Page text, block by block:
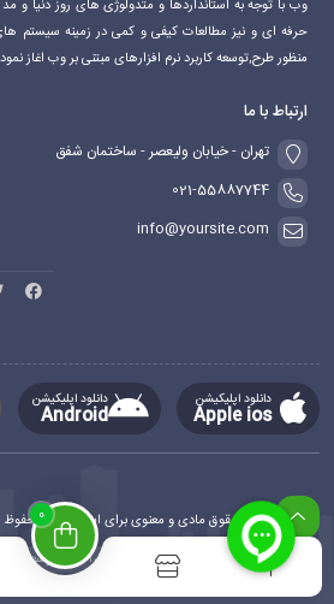
0
وب با توجه به استانداردها و متدولوژی های روز دنیا و
حرفه ای و نیز مطالعات کیفی و کمی در زمینه سیستم
منظور طرح,توسعه کاربرد نرم افزارهای مبتنی بر وب اغاز
ارتباط با ما
تهران - خیابان ولیعصر - ساختمان شفق
021-55887744
info@yoursite.com
دانلود اپلیکیشن
Apple ios
دانلود اپلیکیشن
Android
کلیه حقوق مادی و معنوی برای این سایت محفوظ
طراحی و توسعه